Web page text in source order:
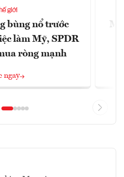
giới
bùng nổ trước
làm Mỹ, SPDR
ròng mạnh
ngay